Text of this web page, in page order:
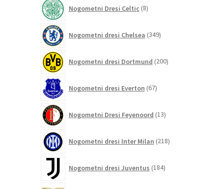
Nogometni Dresi Celtic 8izdelkov
Nogometni dresi Chelsea 349izdelkov
Nogometni dresi Dortmund 200izdelkov
Nogometni dresi Everton 67izdelkov
Nogometni Dresi Feyenoord 13izdelkov
Nogometni dresi Inter Milan 218izdelkov
Nogometni dresi Juventus 184izdelkov